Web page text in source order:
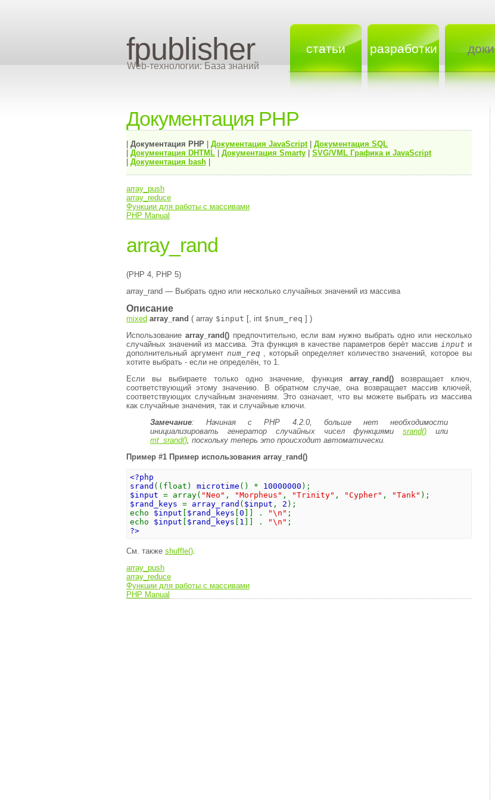
fpublisher
Web-технологии: База знаний
статьи разработки доки
Документация PHP
Документация PHP Документация JavaScript| Документация SQL
Документация DHTML Документация Smarty
SVG/VML Графика и JavaScript
Документация bash
array_push
array_reduce
Функции для работы с массивами
PHP Manual
array_rand
(PHP 4, PHP 5)
array_rand — Выбрать одно или несколько случайных значений из массива
Описание
mixed array_rand ( array $input [, int $num_req ] )
Использование array_rand()предпочтительно, если вам нужно выбрать одно или несколько
случайных значений из массива. Эта функция в качестве параметров берёт массив input и
дополнительный аргумент num_req, который определяет количество значений, которое вы
хотите выбрать - если не определён, то 1.
Если вы выбираете только одно значение, функцияarray_rand() возвращает ключ,
соответствующий этому значению. В обратном случае, она возвращает массив ключей,
соответствующих случайным значениям. Это означает, что вы можете выбрать из массива
как случайные значения, так и случайные ключи.
Замечание:Начиная с PHP 4.2.0, больше нет необходимости
инициализировать генератор случайных чисел функциямиsrand() или
mt_srand(), поскольку теперь это происходит автоматически.
Пример #1 Пример использования array_rand()
<?php
srand ((float) microtime () * 10000000 );
$input = array( "Neo" , "Morpheus" , "Trinity" , "Cypher" , "Tank" );
$rand_keys = array_rand ( $input , 2 );
echo $input $rand_keys 0 ]] . "\n" ;
echo $input $rand_keys 1 ]] . "\n" ;
?>
См. также shuffle().
array_push
array_reduce
Функции для работы с массивами
PHP Manual